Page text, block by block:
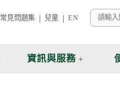
常見問題集 兒童 EN
資訊與服務